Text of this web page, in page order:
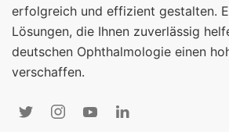
erfolgreich und effizient gestalten.
Lösungen, die Ihnen zuverlässig
deutschen Ophthalmologie einen
verschaffen.